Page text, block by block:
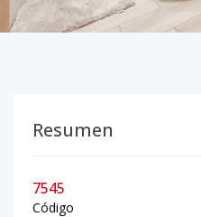
Resumen
7545
Código